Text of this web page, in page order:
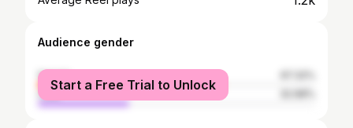
Audience gender
female
male
Start a Free Trial to Unlock